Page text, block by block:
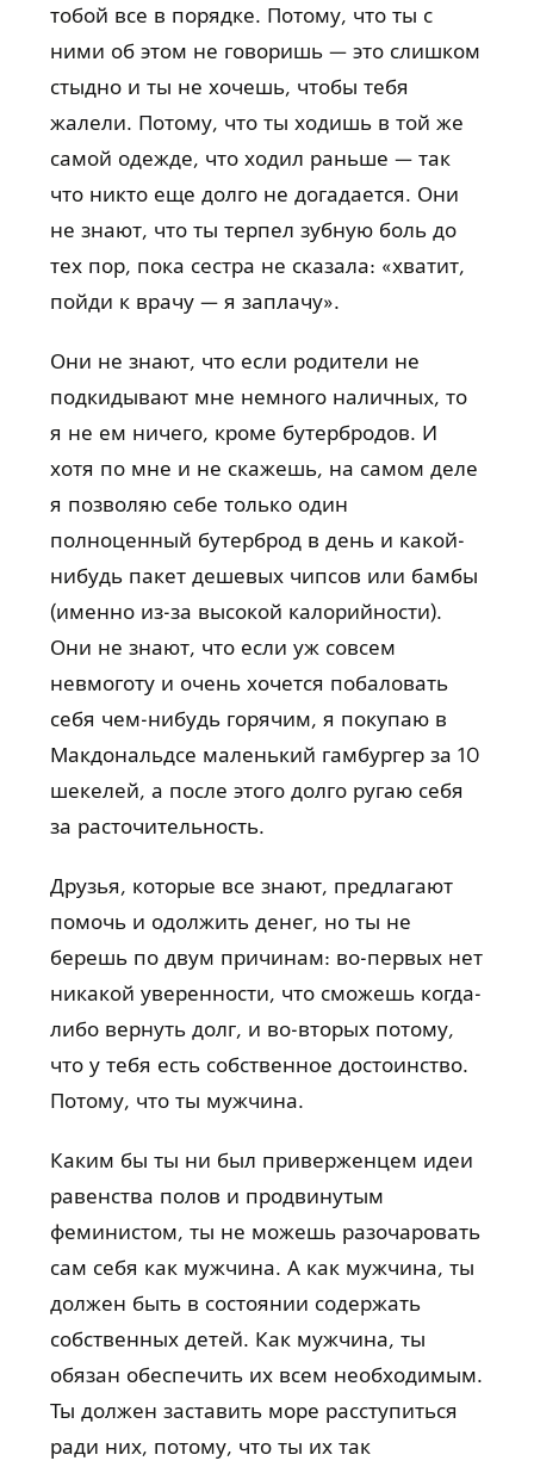
тобой все в порядке. Потому, что ты с
ними об этом не говоришь — это слишком
стыдно и ты не хочешь, чтобы тебя
жалели. Потому, что ты ходишь в той же
самой одежде, что ходил раньше — так
что никто еще долго не догадается. Они
не знают, что ты терпел зубную боль до
тех пор, пока сестра не сказала: «хватит,
пойди к врачу — я заплачу».
Они не знают, что если родители не
подкидывают мне немного наличных, то
я не ем ничего, кроме бутербродов. И
хотя по мне и не скажешь, на самом деле
я позволяю себе только один
полноценный бутерброд в день и какой-
нибудь пакет дешевых чипсов или бамбы
(именно из-за высокой калорийности).
Они не знают, что если уж совсем
невмоготу и очень хочется побаловать
себя чем-нибудь горячим, я покупаю в
Макдональдсе маленький гамбургер за 10
шекелей, а после этого долго ругаю себя
за расточительность.
Друзья, которые все знают, предлагают
помочь и одолжить денег, но ты не
берешь по двум причинам: во-первых нет
никакой уверенности, что сможешь когда-
либо вернуть долг, и во-вторых потому,
что у тебя есть собственное достоинство.
Потому, что ты мужчина.
Каким бы ты ни был приверженцем идеи
равенства полов и продвинутым
феминистом, ты не можешь разочаровать
сам себя как мужчина. А как мужчина, ты
должен быть в состоянии содержать
собственных детей. Как мужчина, ты
обязан обеспечить их всем необходимым.
Ты должен заставить море расступиться
ради них, потому, что ты их так